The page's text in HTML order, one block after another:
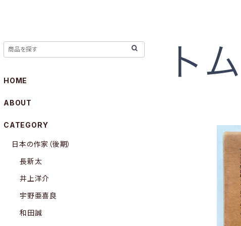
HOME
ABOUT
CATEGORY
日本の作家（後期）
長新太
井上洋介
宇野亜喜良
和田誠